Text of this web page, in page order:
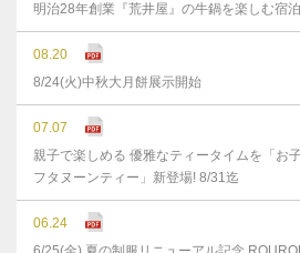
明治28年創業『荒井屋』の牛鍋を楽しむ宿
08.20
8/24(火)中秋大月餅展示開始
07.07
親子で楽しめる 優雅なティータイムを「お
フタヌーンティー」新登場! 8/31迄
06.24